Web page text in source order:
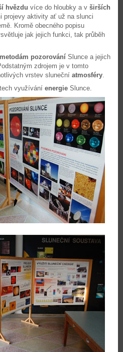
hvězdu více do hloubky a v širších
projevy aktivity ať už na slunci
Kromě obecného popisu
jak jejich funkci, tak průběh
metodám pozorování Slunce a jejich
zdrojem je v tomto
vrstev sluneční atmosféry.
využívání energie Slunce.